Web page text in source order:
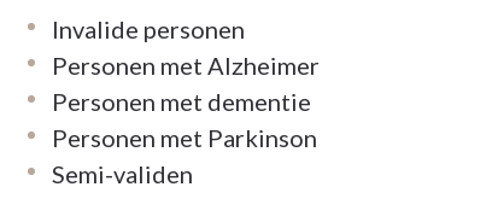
wonen niet op een specifieke afdeling. We
wensen, de behoeften en de mogelijkheden
Invalide personen
Personen met Alzheimer
Personen met dementie
Personen met Parkinson
Semi-validen